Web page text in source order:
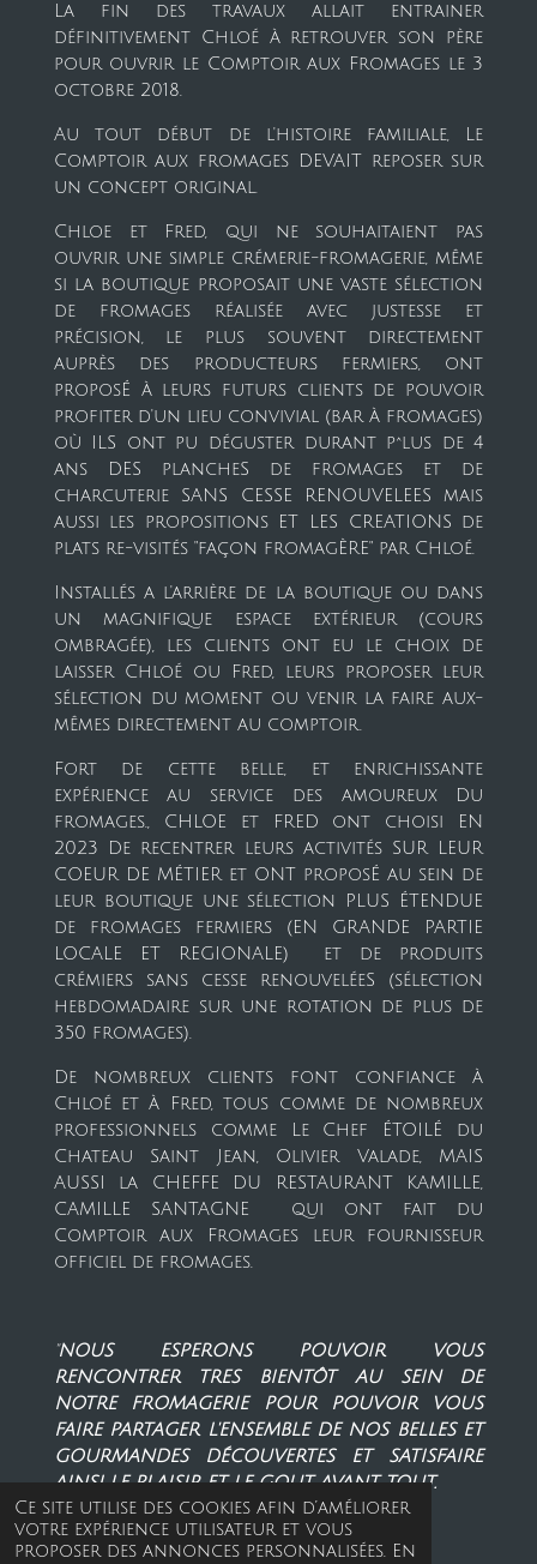
Ce site utilise des cookies afin d’améliorer
votre expérience utilisateur et vous
proposer des annonces personnalisées. En
La fin des travaux allait entrainer
définitivement Chloé à retrouver son père
pour ouvrir le Comptoir aux Fromages le 3
octobre 2018.
Au tout début de l'histoire familiale, Le
Comptoir aux fromages DEVAIT reposer sur
un concept original.
Chloe et Fred, qui ne souhaitaient pas
ouvrir une simple crémerie-fromagerie, même
si la boutique proposait une vaste sélection
de fromages réalisée avec justesse et
précision, le plus souvent directement
auprès des producteurs fermiers, ont
proposÉ à leurs futurs clients de pouvoir
profiter d'un lieu convivial (bar à fromages)
où ILS ont pu déguster durant p^lus de 4
ans DES plancheS de fromages et de
charcuterie SANS CESSE RENOUVELEES mais
aussi les propositions ET LES CREATIONS de
plats re-visités "façon fromagÈRE" par Chloé.
Installés a l'arrière de la boutique ou dans
un magnifique espace extérieur (cours
ombragée), les clients ont eu le choix de
laisser Chloé ou Fred, leurs proposer leur
sélection du moment ou venir la faire aux-
mêmes directement au comptoir.
Fort de cette belle, et enrichissante
expérienceau service des amoureux Du
fromages., CHLOE et FRED ont choisi EN
2023 De recentrer leurs activités SUR LEUR
COEUR DE MÉTIER et ONT proposÉ au sein de
leur boutique une sélection PLUS ÉTENDUE
de fromages fermiers (EN GRANDE PARTIE
LOCALE ET REGIONALE) et de produits
crémiers sans cesse renouveléeS (sélection
hebdomadaire sur une rotation de plus de
350 fromages).
De nombreux clients font confiance à
Chloé et à Fred, tous comme de nombreux
professionnels comme Le Chef ÉTOILÉ du
Chateau Saint Jean, Olivier Valade, MAIS
AUSSI la CHEFFE DU RESTAURANT KAMILLE,
CAMILLE SANTAGNE qui ont fait du
Comptoir aux Fromages leur fournisseur
officiel de fromages.
NOUS ESPERONS POUVOIR VOUS
RENCONTRER TRES BIENTÔT AU SEIN DE
NOTRE FROMAGERIE POUR POUVOIR VOUS
FAIRE PARTAGER L'ENSEMBLE DE NOS BELLES ET
GOURMANDES DÉCOUVERTES ET SATISFAIRE
AINSI LE PLAISIR ET LE GOUT AVANT TOUT.
GUSTATIVMENT